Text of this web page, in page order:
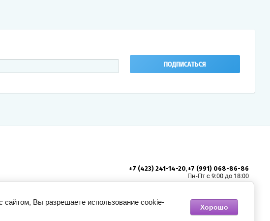
ПОДПИСАТЬСЯ
+7 (423) 241-14-20,+7 (991) 068-86-86
Пн-Пт с 9:00 до 18:00
Адрес: 690003, г. Владивосток, ул Станюковича,
сайтом, Вы разрешаете использование cookie-
Хорошо